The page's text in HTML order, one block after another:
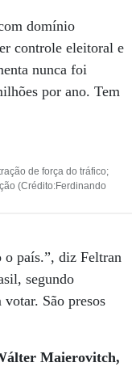
domínio
controle eleitoral e
nunca foi
por ano. Tem
de força do tráfico;
(Crédito:Ferdinando
o país.”, diz Feltran
segundo
São presos
Maierovitch,